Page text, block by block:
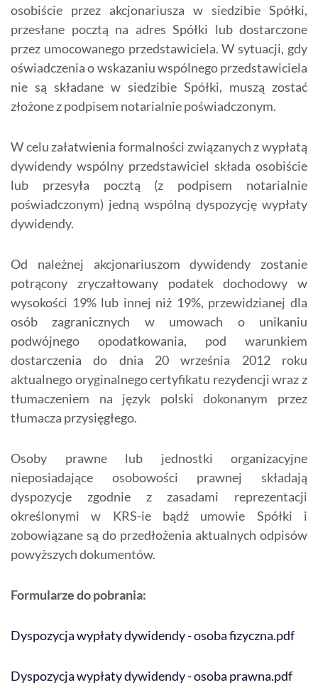
osobiście przez akcjonariusza w siedzibie Spółki,
przesłane pocztą na adres Spółki lub dostarczone
przez umocowanego przedstawiciela. W sytuacji, gdy
oświadczenia o wskazaniu wspólnego przedstawiciela
nie są składane w siedzibie Spółki, muszą zostać
złożone z podpisem notarialnie poświadczonym.
W celu załatwienia formalności związanych z wypłatą
dywidendy wspólny przedstawiciel składa osobiście
lub przesyła pocztą (z podpisem notarialnie
poświadczonym) jedną wspólną dyspozycję wypłaty
dywidendy.
Od należnej akcjonariuszom dywidendy zostanie
potrącony zryczałtowany podatek dochodowy w
wysokości 19% lub innej niż 19%, przewidzianej dla
osób zagranicznych w umowach o unikaniu
podwójnego opodatkowania, pod warunkiem
dostarczenia do dnia 20 września 2012 roku
aktualnego oryginalnego certyfikatu rezydencji wraz z
tłumaczeniem na język polski dokonanym przez
tłumacza przysięgłego.
Osoby prawne lub jednostki organizacyjne
nieposiadające osobowości prawnej składają
dyspozycje zgodnie z zasadami reprezentacji
określonymi w KRS-ie bądź umowie Spółki i
zobowiązane są do przedłożenia aktualnych odpisów
powyższych dokumentów.
Formularze do pobrania:
Dyspozycja wypłaty dywidendy - osoba fizyczna.pdf
Dyspozycja wypłaty dywidendy - osoba prawna.pdf